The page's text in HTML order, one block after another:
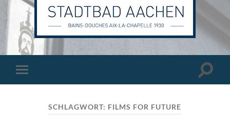
Stadtbad
Mobile-
Menü
SCHLAGWORT: FILMS FOR FUTURE